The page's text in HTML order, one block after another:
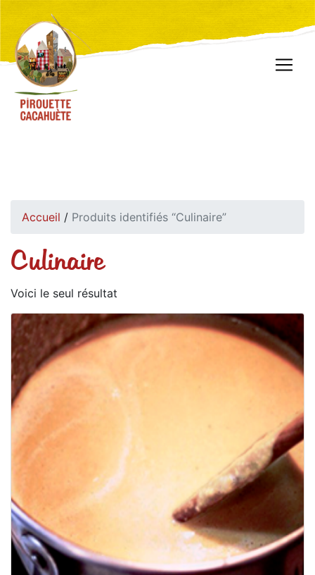
Accueil / Produits identifiés “Culinaire”
Culinaire
Voici le seul résultat